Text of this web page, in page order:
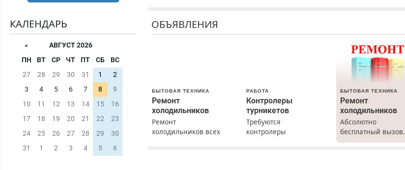
ОБЪЯВЛЕНИЯ
БЫТОВАЯ ТЕХНИКА
Ремонт
холодильников
Ремонт
холодильников всех
РАБОТА
Контролеры
турникетов
Требуются
контролеры
БЫТОВАЯ ТЕХНИКА
Ремонт
холодильников
Абсолютно
бесплатный вызов.
Ремонт
КАЛЕНДАРЬ
«
АВГУСТ 2026
ПН
ВТ СР ЧТ ПТ СБ
ВС
27
28 29 30 31 1
2
3
4 5 6 7 8
9
10
11 12 13 14 15
16
17
18 19 20 21 22
23
24
25 26 27 28 29
30
31
1 2 3 4 5 6